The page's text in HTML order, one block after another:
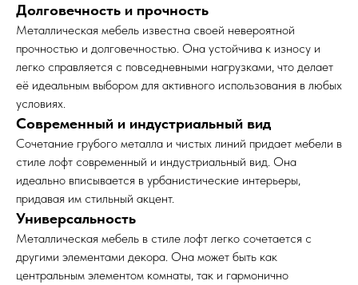
Долговечность и прочность
Металлическая мебель известна своей невероятной
прочностью и долговечностью. Она устойчива к износу и
легко справляется с повседневными нагрузками, что делает
её идеальным выбором для активного использования в любых
условиях.
Современный и индустриальный вид
Сочетание грубого металла и чистых линий придает мебели в
стиле лофт современный и индустриальный вид. Она
идеально вписывается в урбанистические интерьеры,
придавая им стильный акцент.
Универсальность
Металлическая мебель в стиле лофт легко сочетается с
другими элементами декора. Она может быть как
центральным элементом комнаты, так и гармонично